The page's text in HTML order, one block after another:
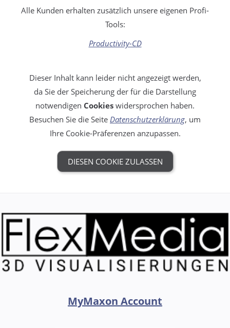
Alle Kunden erhalten zusätzlich unsere eigenen Profi-
Tools:
Productivity-CD
Dieser Inhalt kann leider nicht angezeigt werden,
da Sie der Speicherung der für die Darstellung
notwendigen Cookies widersprochen haben.
Besuchen Sie die Seite Datenschutzerklärung, um
Ihre Cookie-Präferenzen anzupassen.
DIESEN COOKIE ZULASSEN
MyMaxon Account